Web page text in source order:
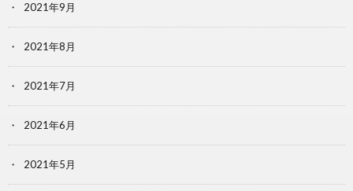
2021年9月
2021年8月
2021年7月
2021年6月
2021年5月